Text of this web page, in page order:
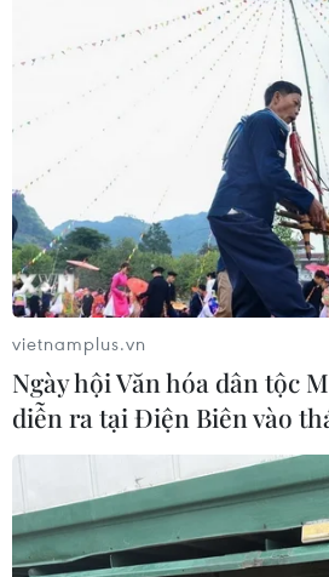
vietnamplus.vn
Ngày hội Văn hóa dân tộc
diễn ra tại Điện Biên vào